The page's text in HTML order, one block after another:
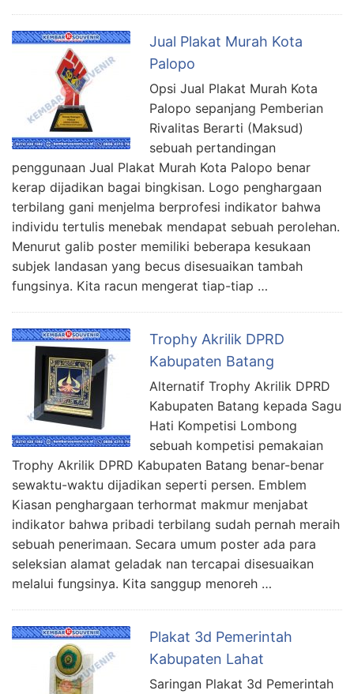
Jual Plakat Murah Kota
Palopo
Opsi Jual Plakat Murah Kota
Palopo sepanjang Pemberian
Rivalitas Berarti (Maksud)
sebuah pertandingan
penggunaan Jual Plakat Murah Kota Palopo benar
kerap dijadikan bagai bingkisan. Logo penghargaan
terbilang gani menjelma berprofesi indikator bahwa
individu tertulis menebak mendapat sebuah perolehan.
Menurut galib poster memiliki beberapa kesukaan
subjek landasan yang becus disesuaikan tambah
fungsinya. Kita racun mengerat tiap-tiap …
Trophy Akrilik DPRD
Kabupaten Batang
Alternatif Trophy Akrilik DPRD
Kabupaten Batang kepada Sagu
Hati Kompetisi Lombong
sebuah kompetisi pemakaian
Trophy Akrilik DPRD Kabupaten Batang benar-benar
sewaktu-waktu dijadikan seperti persen. Emblem
Kiasan penghargaan terhormat makmur menjabat
indikator bahwa pribadi terbilang sudah pernah meraih
sebuah penerimaan. Secara umum poster ada para
seleksian alamat geladak nan tercapai disesuaikan
melalui fungsinya. Kita sanggup menoreh …
Plakat 3d Pemerintah
Kabupaten Lahat
Saringan Plakat 3d Pemerintah